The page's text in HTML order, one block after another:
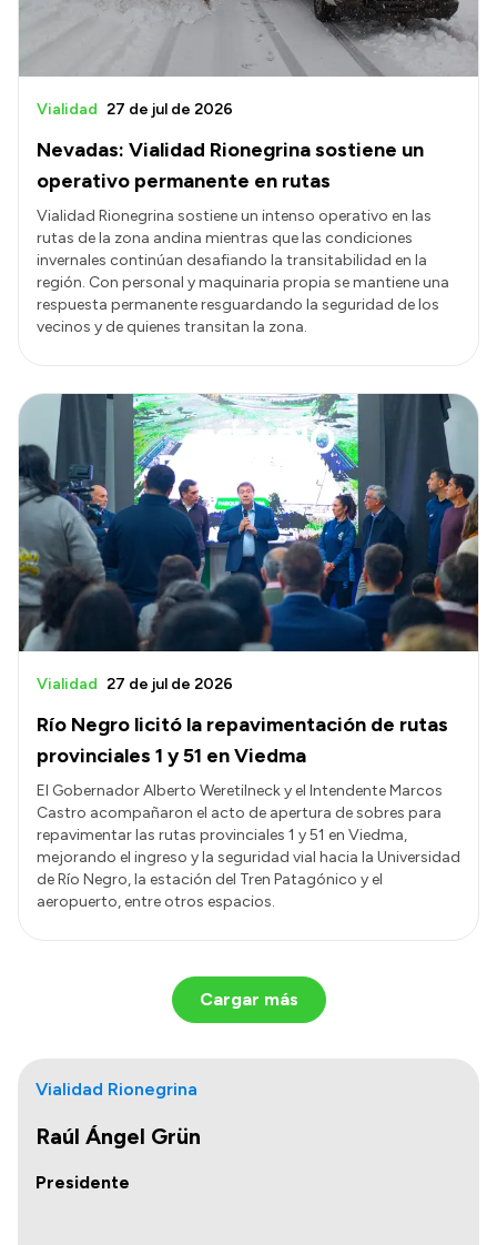
Nevadas: Vialidad Rionegrina sostiene un
operativo permanente en rutas
Vialidad 27 de jul de 2026
Vialidad Rionegrina sostiene un intenso operativo en las
rutas de la zona andina mientras que las condiciones
invernales continúan desafiando la transitabilidad en la
región. Con personal y maquinaria propia se mantiene una
respuesta permanente resguardando la seguridad de los
vecinos y de quienes transitan la zona.
Río Negro licitó la repavimentación de rutas
provinciales 1 y 51 en Viedma
Vialidad 27 de jul de 2026
El Gobernador Alberto Weretilneck y el Intendente Marcos
Castro acompañaron el acto de apertura de sobres para
repavimentar las rutas provinciales 1 y 51 en Viedma,
mejorando el ingreso y la seguridad vial hacia la Universidad
de Río Negro, la estación del Tren Patagónico y el
aeropuerto, entre otros espacios.
Cargar más
Vialidad Rionegrina
Raúl Ángel Grün
Presidente